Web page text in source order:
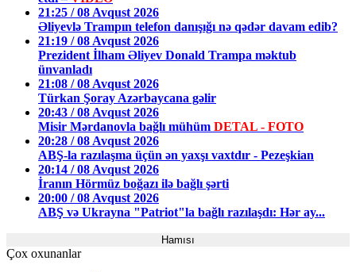
21:25 / 08 Avqust 2026
Əliyevlə Trampın telefon danışığı nə qədər davam edib?
21:19 / 08 Avqust 2026
Prezident İlham Əliyev Donald Trampa məktub
ünvanladı
21:08 / 08 Avqust 2026
Türkan Şoray Azərbaycana gəlir
20:43 / 08 Avqust 2026
Misir Mərdanovla bağlı mühüm DETAL - FOTO
20:28 / 08 Avqust 2026
ABŞ-la razılaşma üçün ən yaxşı vaxtdır - Pezeşkian
20:14 / 08 Avqust 2026
İranın Hörmüz boğazı ilə bağlı şərti
20:00 / 08 Avqust 2026
ABŞ və Ukrayna "Patriot"la bağlı razılaşdı: Hər ay...
Hamısı
Çox oxunanlar